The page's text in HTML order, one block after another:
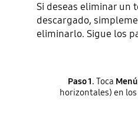
Si deseas eliminar un
descargado,
eliminarlo. Sigue los
Paso 1. Toca Menú
horizontales) en los